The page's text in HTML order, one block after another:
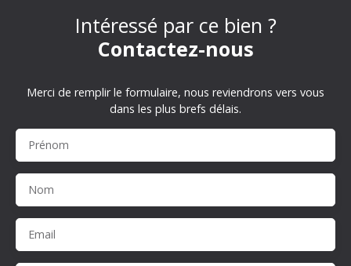
Intéressé par ce bien ?
Contactez-nous
Merci de remplir le formulaire, nous reviendrons vers vous
dans les plus brefs délais.
Prénom
Nom
Email